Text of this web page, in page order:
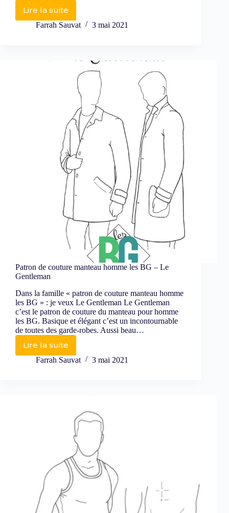
Lire la suite
Farrah Sauvat 3 mai 2021
Patron de couture manteau homme les BG – Le
Gentleman
Dans la famille « patron de couture manteau homme
les BG » : je veux Le Gentleman Le Gentleman
c’est le patron de couture du manteau pour homme
les BG. Basique et élégant c’est un incontournable
de toutes des garde-robes. Aussi beau…
Lire la suite
Farrah Sauvat 3 mai 2021